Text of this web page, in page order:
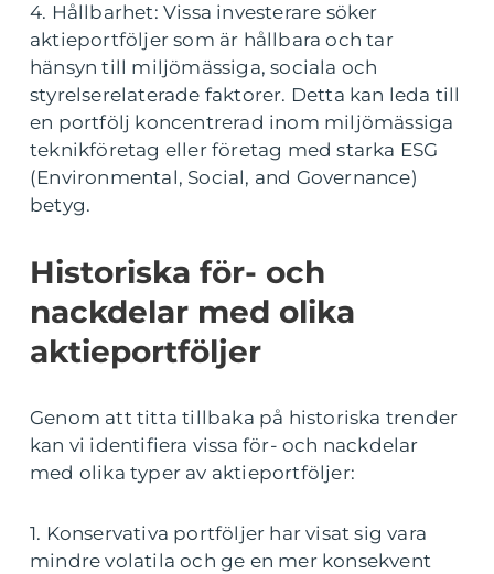
4. Hållbarhet: Vissa investerare söker
aktieportföljer som är hållbara och tar
hänsyn till miljömässiga, sociala och
styrelserelaterade faktorer. Detta kan leda till
en portfölj koncentrerad inom miljömässiga
teknikföretag eller företag med starka ESG
(Environmental, Social, and Governance)
betyg.
Historiska för- och
nackdelar med olika
aktieportföljer
Genom att titta tillbaka på historiska trender
kan vi identifiera vissa för- och nackdelar
med olika typer av aktieportföljer:
1. Konservativa portföljer har visat sig vara
mindre volatila och ge en mer konsekvent